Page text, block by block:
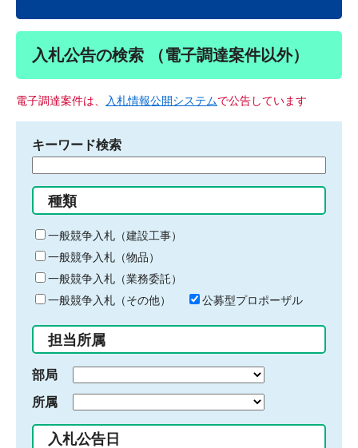
入札公告の検索 （電子調達案件以外）
電子調達案件は、 入札情報公開システムで公告しています
キーワード検索
る
キ
ー
ワ
ー
ド
入
力
種類
一般競争入札（建設工事）
一般競争入札（物品）
一般競争入札（業務委託）
一般競争入札（その他）
公募型プロポーザル
担当所属
部局
所属
入札公告日